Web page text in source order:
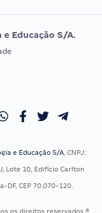
DE ORDEM
OAB
Educação S/A.
e Educação S/A, CNPJ:
Lote 10, Edifício Carlton
DF, CEP 70.070-120.
os direitos reservados ®